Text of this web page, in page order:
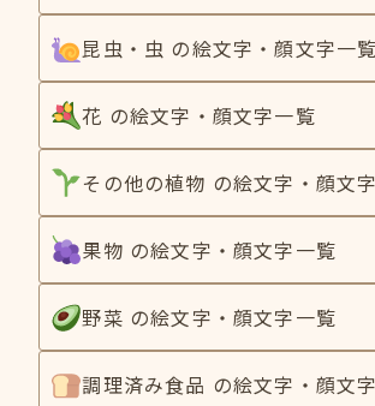
昆虫・虫 の絵文字・顔文字一覧
花 の絵文字・顔文字一覧
その他の植物 の絵文字・顔文
果物 の絵文字・顔文字一覧
野菜 の絵文字・顔文字一覧
調理済み食品 の絵文字・顔文